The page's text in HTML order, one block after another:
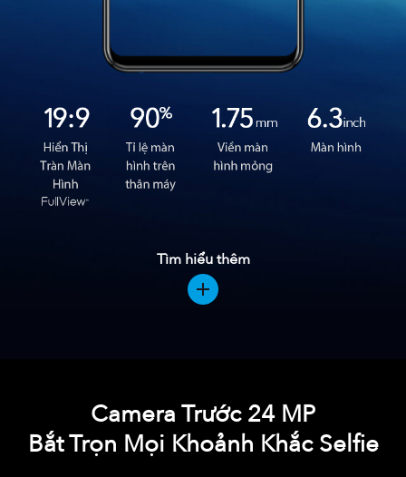
Tìm hiểu thêm
Camera Trước 24 MP
Bắt Trọn Mọi Khoảnh Khắc Selfie